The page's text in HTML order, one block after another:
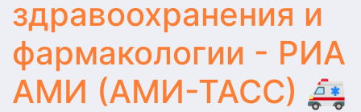
здравоохранения и
фармакологии - РИА
АМИ (АМИ-ТАСС) 🚑